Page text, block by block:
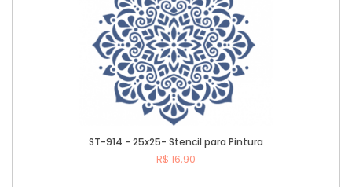
ST-914 - 25x25- Stencil para Pintura
R$ 16,90